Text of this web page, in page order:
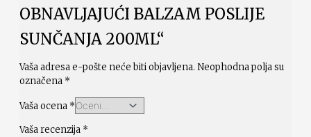
OBNAVLJAJUĆI BALZAM POSLIJE
SUNČANJA 200ML“
Vaša adresa e-pošte neće biti objavljena. Neophodna polja su
označena *
Vaša ocena *
Vaša recenzija *